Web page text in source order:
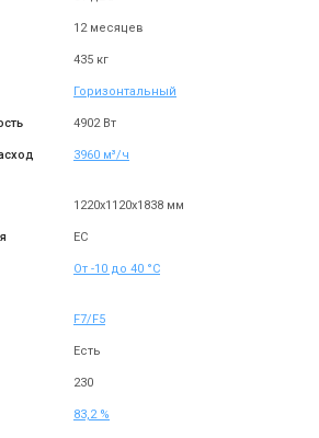
Купить
Topvex
Оставить отзыв
Швеция
TR04EL-L-CAV
Цена
12 месяцев
435 кг
Горизонтальный
4902 Вт
3960 м³/ч
1220x1120x1838 мм
EC
От -10 до 40 °С
F7/F5
Есть
230
83,2 %